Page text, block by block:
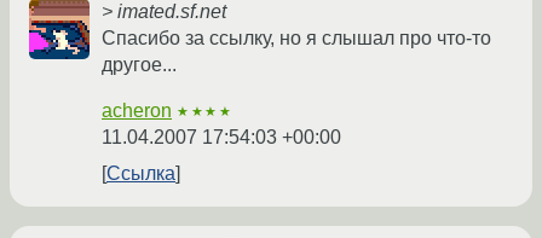
> imated.sf.net
Спасибо за ссылку, но я слышал про что-то
другое...
acheron ★★★★
11.04.2007 17:54:03 +00:00
Ссылка